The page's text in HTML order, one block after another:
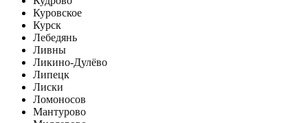
Куровское
Курск
Лебедянь
Ливны
Ликино-Дулёво
Липецк
Лиски
Ломоносов
Мантурово